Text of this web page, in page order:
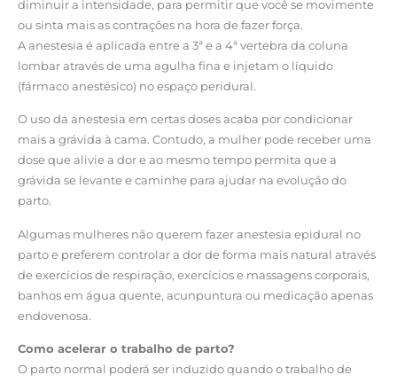
diminuir a intensidade, para permitir que você se movimente
ou sinta mais as contrações na hora de fazer força.
A anestesia é aplicada entre a 3ª e a 4ª vertebra da coluna
lombar através de uma agulha fina e injetam o líquido
(fármaco anestésico) no espaço peridural.
O uso da anestesia em certas doses acaba por condicionar
mais a grávida à cama. Contudo, a mulher pode receber uma
dose que alivie a dor e ao mesmo tempo permita que a
grávida se levante e caminhe para ajudar na evolução do
parto.
Algumas mulheres não querem fazer anestesia epidural no
parto e preferem controlar a dor de forma mais natural através
de exercícios de respiração, exercícios e massagens corporais,
banhos em água quente, acunpuntura ou medicação apenas
endovenosa.
Como acelerar o trabalho de parto?
O parto normal poderá ser induzido quando o trabalho de